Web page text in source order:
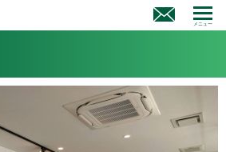
メニュー